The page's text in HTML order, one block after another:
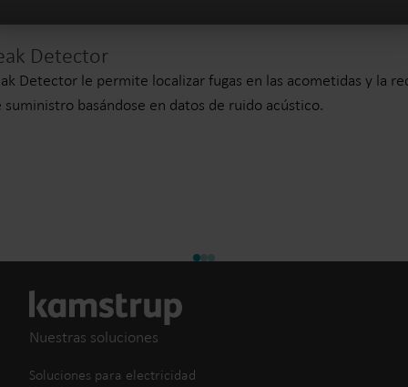
Detector
Detector le permite localizar fugas en las acometidas y la
suministro basándose en datos de ruido acústico.
Nuestras soluciones
Soluciones para electricidad